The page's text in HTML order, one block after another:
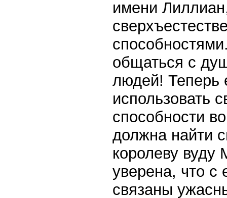
имени
общаться с
людей! Теперь
использовать
способности
должна найти
королеву
уверена, что с
связаны